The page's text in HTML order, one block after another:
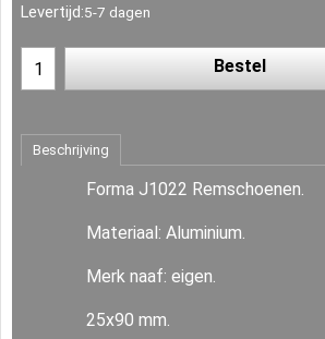
Levertijd:5-7 dagen
Bestel
Beschrijving
Forma J1022 Remschoenen.
Materiaal: Aluminium.
Merk naaf: eigen.
25x90 mm.